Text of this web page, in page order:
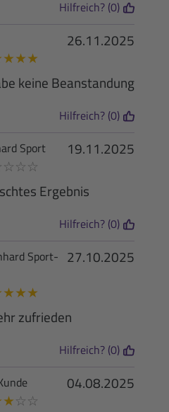
Hilfreich? (0)
26.11.2025
★★★
keine Beanstandung
Hilfreich? (0)
19.11.2025
Sport
☆ ☆ ☆
Ergebnis
Hilfreich? (0)
27.10.2025
Sport-
★★★
zufrieden
Hilfreich? (0)
04.08.2025
★ ☆ ☆